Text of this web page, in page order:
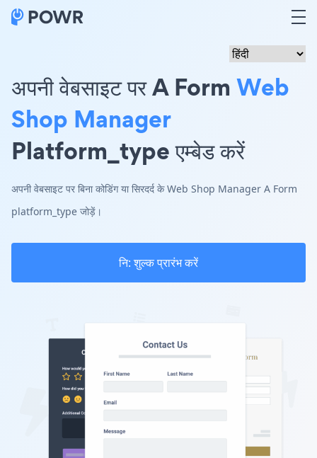
अपनी वेबसाइट पर A Form Web
Shop Manager
Platform_type एम्बेड करें
अपनी वेबसाइट पर बिना कोडिंग या सिरदर्द के Web Shop Manager A Form
platform_type जोड़ें।
नि: शुल्क प्रारंभ करें